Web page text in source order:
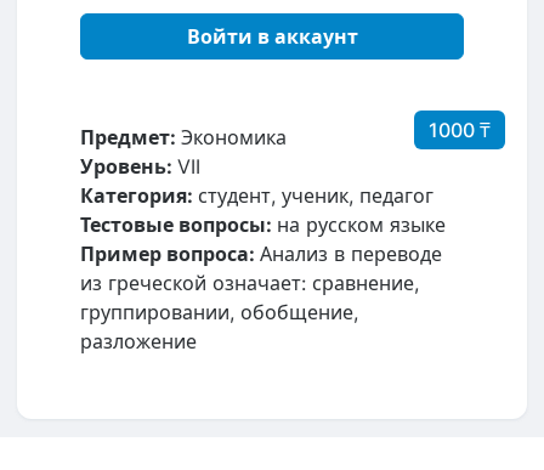
Войти в аккаунт
1000 ₸
Предмет: Экономика
Уровень: VII
Категория: студент, ученик, педагог
Тестовые вопросы: на русском языке
Пример вопроса: Анализ в переводе
из греческой означает: сравнение,
группировании, обобщение,
разложение